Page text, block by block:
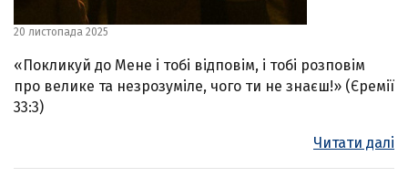
20 листопада 2025
«Покликуй до Мене і тобі відповім, і тобі розповім
про велике та незрозуміле, чого ти не знаєш!» (Єремії
33:3)
Читати далі